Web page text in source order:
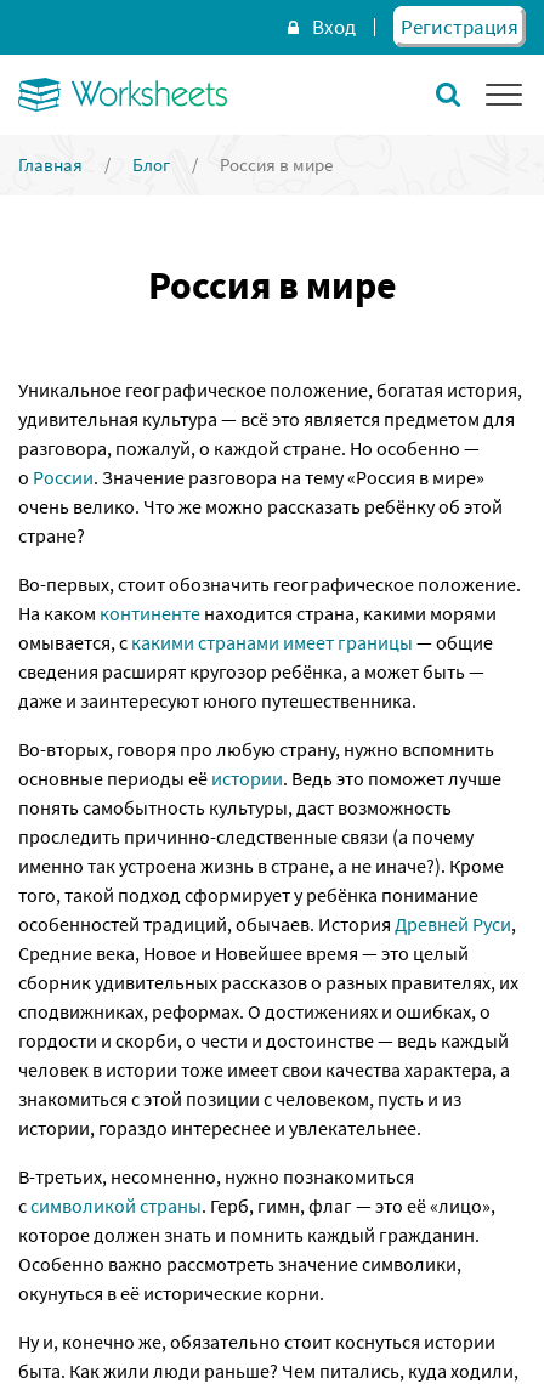
Вход Регистрация
Главная / Блог / Россия в мире
Россия в мире
Уникальное географическое положение, богатая история,
удивительная культура — всё это является предметом для
разговора, пожалуй, о каждой стране. Но особенно —
о России. Значение разговора на тему «Россия в мире»
очень велико. Что же можно рассказать ребёнку об этой
стране?
Во-первых, стоит обозначить географическое положение.
На каком континенте находится страна, какими морями
омывается, с какими странами имеет границы — общие
сведения расширят кругозор ребёнка, а может быть —
даже и заинтересуют юного путешественника.
Во-вторых, говоря про любую страну, нужно вспомнить
основные периоды её истории. Ведь это поможет лучше
понять самобытность культуры, даст возможность
проследить причинно-следственные связи (а почему
именно так устроена жизнь в стране, а не иначе?). Кроме
того, такой подход сформирует у ребёнка понимание
особенностей традиций, обычаев. История Древней Руси,
Средние века, Новое и Новейшее время — это целый
сборник удивительных рассказов о разных правителях, их
сподвижниках, реформах. О достижениях и ошибках, о
гордости и скорби, о чести и достоинстве — ведь каждый
человек в истории тоже имеет свои качества характера, а
знакомиться с этой позиции с человеком, пусть и из
истории, гораздо интереснее и увлекательнее.
В-третьих, несомненно, нужно познакомиться
ссимволикой страны. Герб, гимн, флаг — это её «лицо»,
которое должен знать и помнить каждый гражданин.
Особенно важно рассмотреть значение символики,
окунуться в её исторические корни.
Ну и, конечно же, обязательно стоит коснуться истории
быта. Как жили люди раньше? Чем питались, куда ходили,